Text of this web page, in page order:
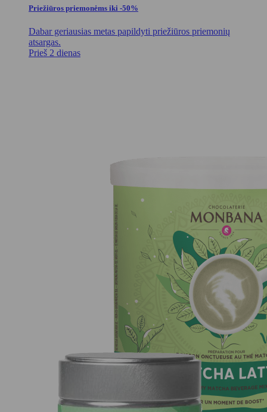
Priežiūros priemonėms iki -50%
Dabar geriausias metas papildyti priežiūros priemonių
atsargas.
Prieš 2 dienas